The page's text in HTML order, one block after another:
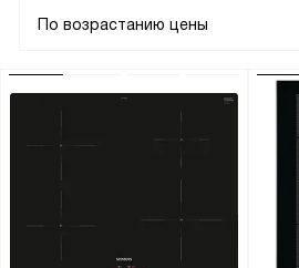
По возрастанию цены